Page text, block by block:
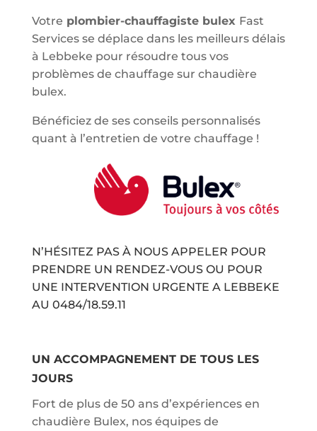
Votre plombier-chauffagiste bulex Fast
Services se déplace dans les meilleurs délais
à Lebbeke pour résoudre tous vos
problèmes de chauffage sur chaudière
bulex.
Bénéficiez de ses conseils personnalisés
quant à l’entretien de votre chauffage !
N’HÉSITEZ PAS À NOUS APPELER POUR
PRENDRE UN RENDEZ-VOUS OU POUR
UNE INTERVENTION URGENTE A LEBBEKE
AU 0484/18.59.11
UN ACCOMPAGNEMENT DE TOUS LES
JOURS
Fort de plus de 50 ans d’expériences en
chaudière Bulex, nos équipes de